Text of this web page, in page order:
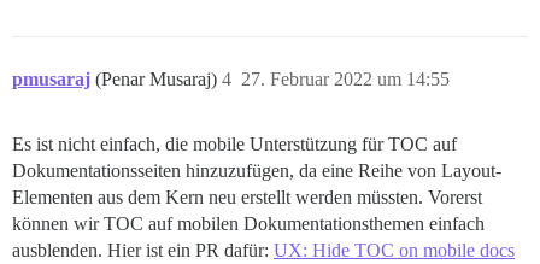
pmusaraj (Penar Musaraj) 27. Februar 2022 um 14:55
4
Es ist nicht einfach, die mobile Unterstützung für TOC auf
Dokumentationsseiten hinzuzufügen, da eine Reihe von Layout-
Elementen aus dem Kern neu erstellt werden müssten. Vorerst
können wir TOC auf mobilen Dokumentationsthemen einfach
ausblenden. Hier ist ein PR dafür: UX: Hide TOC on mobile docs